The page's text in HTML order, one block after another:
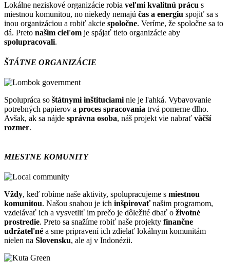
Lokálne neziskové organizácie robia vel'mi kvalitnú prácu s
miestnou komunitou, no niekedy nemajú čas a energiu spojiť sa s
inou organizáciou a robiť akcie spoločne. Veríme, že spoločne sa to
dá. Preto našim ciel'om je spájať tieto organizácie aby
spolupracovali.
ŠTÁTNE ORGANIZÁCIE
Spolupráca so štátnymi inštituciami nie je l'ahká. Vybavovanie
potrebných papierov a proces spracovania trvá pomerne dlho.
Avšak, ak sa nájde správna osoba, náš projekt vie nabrať väčší
rozmer.
MIESTNE KOMUNITY
Vždy, keď robíme naše aktivity, spolupracujeme s miestnou
komunitou. Našou snahou je ich inšpirovaťnašim programom,
vzdelávať ich a vysvetliť im prečo je dôležité dbať o životné
prostredie. Preto sa snažíme robiť naše projekty finančne
udržatel'né a sme pripravení ich zdielať lokálnym komunitám
nielen na Slovensku, ale aj v Indonézii.